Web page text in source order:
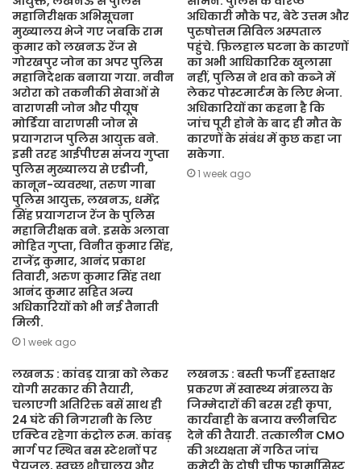
महानिरीक्षक अभिसूचना
मुख्यालय भेजे गए जबकि राम
कुमार को लखनऊ रेंज से
गोरखपुर जोन का अपर पुलिस
महानिदेशक बनाया गया. नवीन
अरोरा को तकनीकी सेवाओं से
वाराणसी जोन और पीयूष
मोर्डिया वाराणसी जोन से
प्रयागराज पुलिस आयुक्त बने.
इसी तरह आईपीएस संजय गुप्ता
पुलिस मुख्यालय से एडीजी,
कानून-व्यवस्था, तरुण गाबा
पुलिस आयुक्त, लखनऊ, धर्मेंद्र
सिंह प्रयागराज रेंज के पुलिस
महानिरीक्षक बने. इसके अलावा
मोहित गुप्ता, विनीत कुमार सिंह,
राजेंद्र कुमार, आनंद प्रकाश
तिवारी, अरुण कुमार सिंह तथा
आनंद कुमार सहित अन्य
अधिकारियों को भी नई तैनाती
मिली.
1 week ago
अधिकारी मौके पर, बेटे उत्तम और
पुरुषोत्तम सिविल अस्पताल
पहुंचे. फ़िलहाल घटना के कारणों
का अभी आधिकारिक खुलासा
नहीं, पुलिस ने शव को कब्जे में
लेकर पोस्टमार्टम के लिए भेजा.
अधिकारियों का कहना है कि
जांच पूरी होने के बाद ही मौत के
कारणों के संबंध में कुछ कहा जा
सकेगा.
1 week ago
लखनऊ : कांवड़ यात्रा को लेकर
योगी सरकार की तैयारी,
चलाएगी अतिरिक्त बसें साथ ही
24 घंटे की निगरानी के लिए
एक्टिव रहेगा कंट्रोल रूम. कांवड़
मार्ग पर स्थित बस स्टेशनों पर
पेयजल, स्वच्छ शौचालय और
लखनऊ : बस्ती फर्जी हस्ताक्षर
प्रकरण में स्वास्थ्य मंत्रालय के
जिम्मेदारों की बरस रही कृपा,
कार्यवाही के बजाय क्लीनचिट
देने की तैयारी. तत्कालीन CMO
की अध्यक्षता में गठित जांच
कमेटी के दोषी चीफ फार्मासिस्ट